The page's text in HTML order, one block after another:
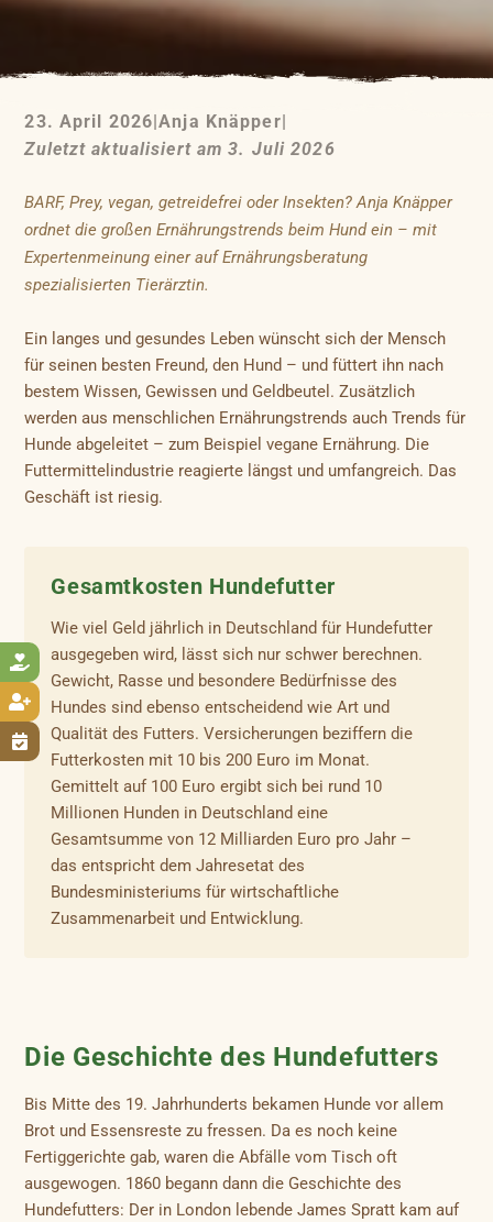



23. April 2026|Anja Knäpper|
Zuletzt aktualisiert am 3. Juli 2026
BARF, Prey, vegan, getreidefrei oder Insekten? Anja Knäpper
ordnet die großen Ernährungstrends beim Hund ein – mit
Expertenmeinung einer auf Ernährungsberatung
spezialisierten Tierärztin.
Ein langes und gesundes Leben wünscht sich der Mensch
für seinen besten Freund, den Hund – und füttert ihn nach
bestem Wissen, Gewissen und Geldbeutel. Zusätzlich
werden aus menschlichen Ernährungstrends auch Trends für
Hunde abgeleitet – zum Beispiel vegane Ernährung. Die
Futtermittelindustrie reagierte längst und umfangreich. Das
Geschäft ist riesig.
Gesamtkosten Hundefutter
Wie viel Geld jährlich in Deutschland für Hundefutter
ausgegeben wird, lässt sich nur schwer berechnen.
Gewicht, Rasse und besondere Bedürfnisse des
Hundes sind ebenso entscheidend wie Art und
Qualität des Futters. Versicherungen beziffern die
Futterkosten mit 10 bis 200 Euro im Monat.
Gemittelt auf 100 Euro ergibt sich bei rund 10
Millionen Hunden in Deutschland eine
Gesamtsumme von 12 Milliarden Euro pro Jahr –
das entspricht dem Jahresetat des
Bundesministeriums für wirtschaftliche
Zusammenarbeit und Entwicklung.
Die Geschichte des Hundefutters
Bis Mitte des 19. Jahrhunderts bekamen Hunde vor allem
Brot und Essensreste zu fressen. Da es noch keine
Fertiggerichte gab, waren die Abfälle vom Tisch oft
ausgewogen. 1860 begann dann die Geschichte des
Hundefutters: Der in London lebende James Spratt kam auf